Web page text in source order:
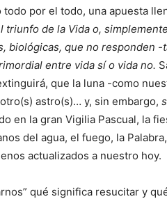
por el todo, una apuesta
triunfo de la Vida o,
biológicas, que no responden -
entre vida sí o vida no.
que la luna -como
astro(s)… y, sin embargo,
en la gran Vigilia Pascual, la
del agua, el fuego, la
actualizados a nuestro hoy.
qué significa resucitar y